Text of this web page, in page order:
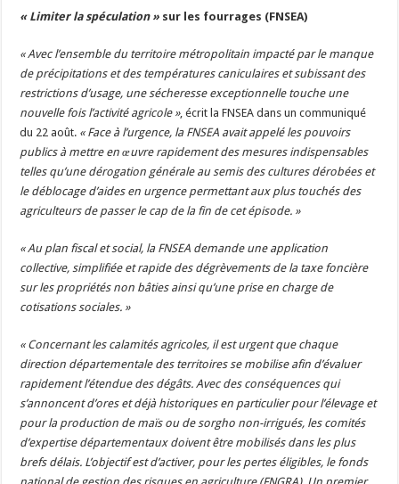
« Limiter la spéculation » sur les fourrages (FNSEA)
« Avec l’ensemble du territoire métropolitain impacté par le manque
de précipitations et des températures caniculaires et subissant des
restrictions d’usage, une sécheresse exceptionnelle touche une
nouvelle fois l’activité agricole », écrit la FNSEA dans un communiqué
du 22 août. « Face à l’urgence, la FNSEA avait appelé les pouvoirs
publics à mettre en œuvre rapidement des mesures indispensables
telles qu’une dérogation générale au semis des cultures dérobées et
le déblocage d’aides en urgence permettant aux plus touchés des
agriculteurs de passer le cap de la fin de cet épisode. »
« Au plan fiscal et social, la FNSEA demande une application
collective, simplifiée et rapide des dégrèvements de la taxe foncière
sur les propriétés non bâties ainsi qu’une prise en charge de
cotisations sociales. »
« Concernant les calamités agricoles, il est urgent que chaque
direction départementale des territoires se mobilise afin d’évaluer
rapidement l’étendue des dégâts. Avec des conséquences qui
s’annoncent d’ores et déjà historiques en particulier pour l’élevage et
pour la production de maïs ou de sorgho non-irrigués, les comités
d’expertise départementaux doivent être mobilisés dans les plus
brefs délais. L’objectif est d’activer, pour les pertes éligibles, le fonds